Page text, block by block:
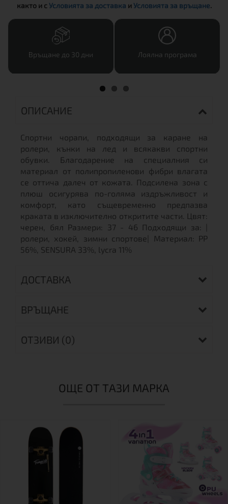
както и сУсловията за доставка иУсловията за връщане.
Връщане до 30 дни Лоялна програма
ОПИСАНИЕ
Спортни чорапи, подходящи за каране на
ролери, кънки на лед и всякакви спортни
обувки. Благодарение на специалния си
материал от полипропиленови фибри влагата
се оттича далеч от кожата. Подсилена зона с
плюш осигурява по-голяма издръжливост и
комфорт, като същевременно предпазва
краката в изключително откритите части. Цвят:
черен, бял Размери: 37 - 46 Подходящи за: |
ролери, хокей, зимни спортове| Материал: PP
56%, SENSURA 33%, lycra 11%
ДОСТАВКА
ВРЪЩАНЕ
ОТЗИВИ (0)
ОЩЕ ОТ ТАЗИ МАРКА